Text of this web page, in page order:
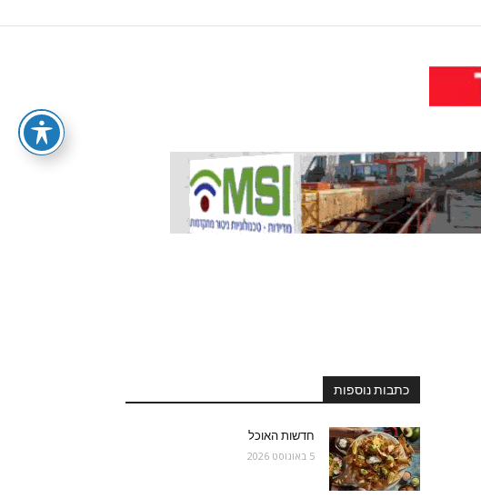
כתבות נוספות
חדשות האוכל
5 באוגוסט 2026